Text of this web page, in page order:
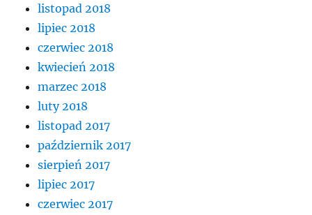
listopad 2018
lipiec 2018
czerwiec 2018
kwiecień 2018
marzec 2018
luty 2018
listopad 2017
październik 2017
sierpień 2017
lipiec 2017
czerwiec 2017